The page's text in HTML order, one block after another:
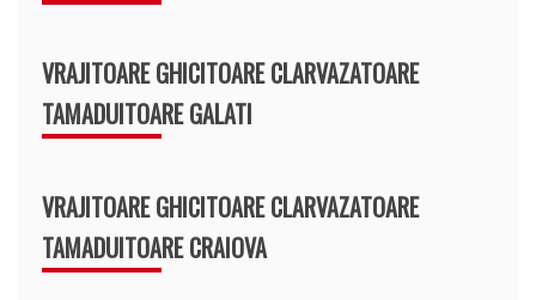
VRAJITOARE GHICITOARE CLARVAZATOARE
TAMADUITOARE GALATI
VRAJITOARE GHICITOARE CLARVAZATOARE
TAMADUITOARE CRAIOVA